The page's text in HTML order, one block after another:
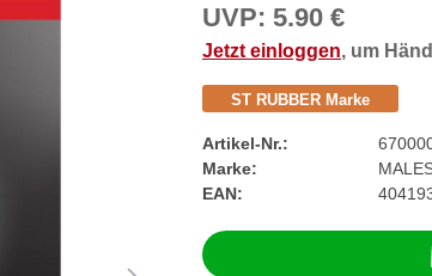
UVP: 5.90 €
Jetzt einloggen, um
ST RUBBER Marke
Artikel-Nr.:
Marke:
EAN: